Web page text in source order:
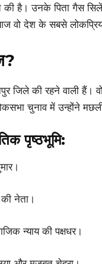
की है। उनके पिता गैस
वो देश के सबसे
जिले की रहने वाली हैं।
चुनाव में उन्होंने
पृष्ठभूमि:
की नेता।
न्याय की पक्षधर।